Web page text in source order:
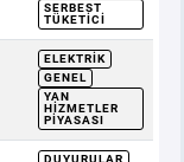
SERBEST
TÜKETICI
ELEKTRIK
GENEL
YAN
HIZMETLER
PIYASASI
DUYURULAR